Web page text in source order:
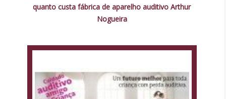
quanto custa fábrica de aparelho auditivo Arthur
Nogueira